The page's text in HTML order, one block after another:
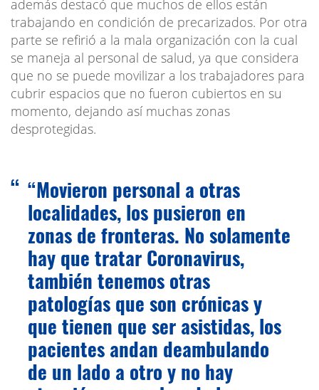
además destacó que muchos de ellos están
trabajando en condición de precarizados. Por otra
parte se refirió a la mala organización con la cual
se maneja al personal de salud, ya que considera
que no se puede movilizar a los trabajadores para
cubrir espacios que no fueron cubiertos en su
momento, dejando así muchas zonas
desprotegidas.
“Movieron personal a otras
localidades, los pusieron en
zonas de fronteras. No solamente
hay que tratar Coronavirus,
también tenemos otras
patologías que son crónicas y
que tienen que ser asistidas, los
pacientes andan deambulando
de un lado a otro y no hay